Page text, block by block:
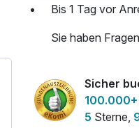
Bis 1 Tag vor
Sie haben
Sicher
100.000+
5 Sterne,